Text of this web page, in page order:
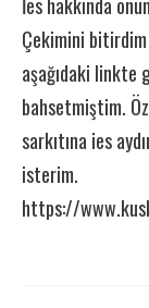
Çekimini bitirdim
aşağıdaki linkte
bahsetmiştim.
sarkıtına ies
isterim.
https://